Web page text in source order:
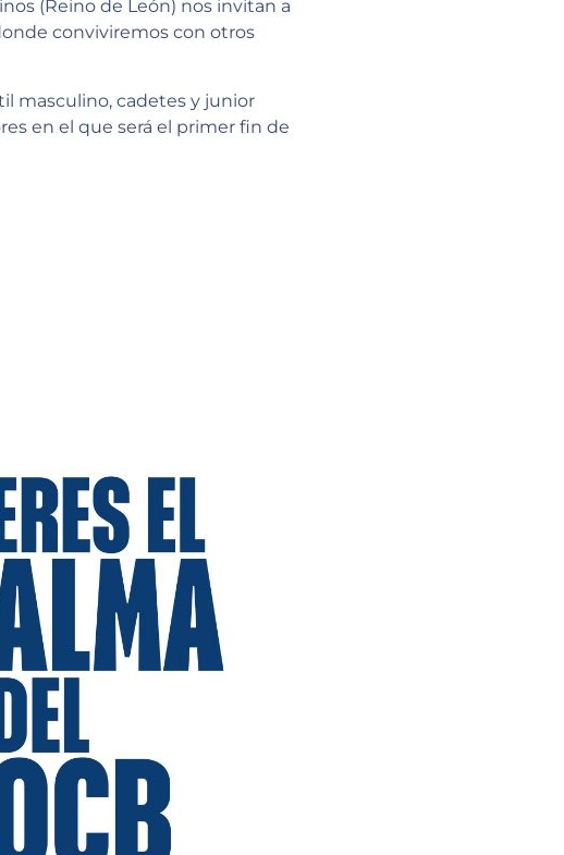
(Reino de León) nos invitan a
conviviremos con otros
masculino, cadetes y junior
en el que será el primer fin de